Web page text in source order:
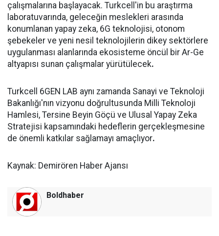
çalışmalarına başlayacak. Turkcell'in bu araştırma
laboratuvarında, geleceğin meslekleri arasında
konumlanan yapay zeka, 6G teknolojisi, otonom
şebekeler ve yeni nesil teknolojilerin dikey sektörlere
uygulanması alanlarında ekosisteme öncül bir Ar-Ge
altyapısı sunan çalışmalar yürütülecek.
Turkcell 6GEN LAB aynı zamanda Sanayi ve Teknoloji
Bakanlığı'nın vizyonu doğrultusunda Milli Teknoloji
Hamlesi, Tersine Beyin Göçü ve Ulusal Yapay Zeka
Stratejisi kapsamındaki hedeflerin gerçekleşmesine
de önemli katkılar sağlamayı amaçlıyor.
Kaynak: Demirören Haber Ajansı
Boldhaber